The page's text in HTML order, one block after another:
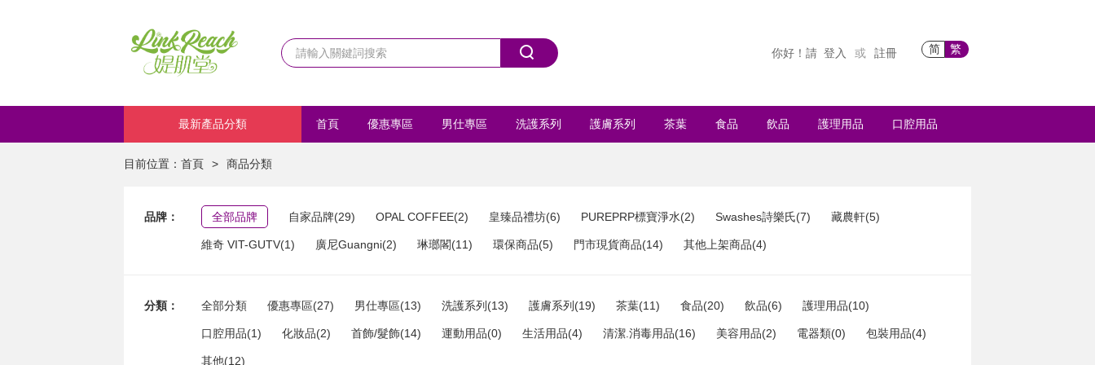
简 繁
你好！請 登入 或 註冊
最新產品分類 首頁 優惠專區 男仕專區 洗護系列 護膚系列 茶葉 食品 飲品 護理用品 口腔用品
目前位置： 首頁 > 商品分類
品牌： 全部品牌 自家品牌(29) OPAL COFFEE(2) 皇臻品禮坊(6) PUREPRP標寶淨水(2) Swashes詩樂氏(7) 藏農軒(5)
維奇 VIT-GUTV(1) 廣尼Guangni(2) 琳瑯閣(11) 環保商品(5) 門市現貨商品(14) 其他上架商品(4)
分類： 全部分類 優惠專區(27) 男仕專區(13) 洗護系列(13) 護膚系列(19) 茶葉(11) 食品(20) 飲品(6) 護理用品(10)
口腔用品(1) 化妝品(2) 首飾/髮飾(14) 運動用品(0) 生活用品(4) 清潔.消毒用品(16) 美容用品(2) 電器類(0) 包裝用品(4)
其他(12)